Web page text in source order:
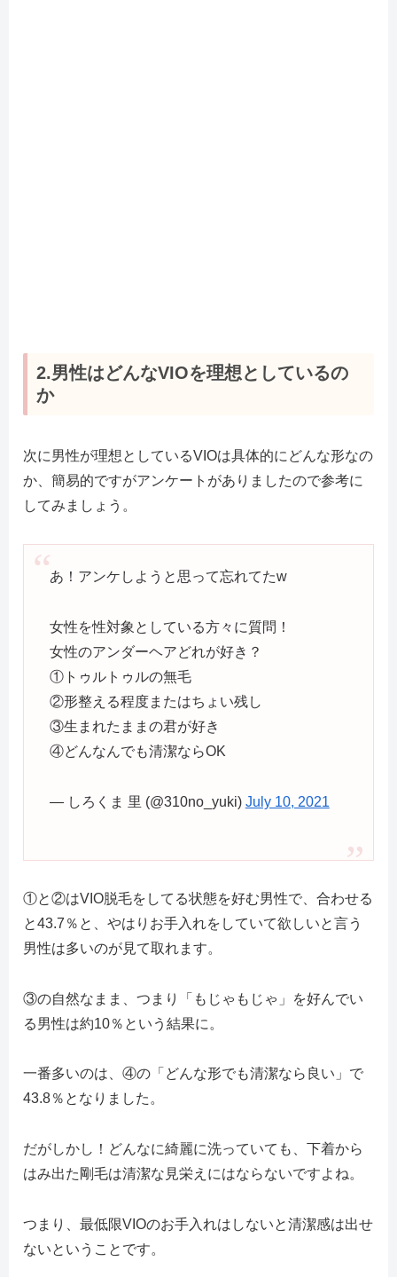
2.男性はどんなVIOを理想としているの
か
次に男性が理想としているVIOは具体的にどんな形なの
か、簡易的ですがアンケートがありましたので参考に
してみましょう。
あ！アンケしようと思って忘れてたw
女性を性対象としている方々に質問！
女性のアンダーヘアどれが好き？
①トゥルトゥルの無毛
②形整える程度またはちょい残し
③生まれたままの君が好き
④どんなんでも清潔ならOK
— しろくま 里 (@310no_yuki) July 10, 2021
①と②はVIO脱毛をしてる状態を好む男性で、合わせる
と43.7％と、やはりお手入れをしていて欲しいと言う
男性は多いのが見て取れます。
③の自然なまま、つまり「もじゃもじゃ」を好んでい
る男性は約10％という結果に。
一番多いのは、④の「どんな形でも清潔なら良い」で
43.8％となりました。
だがしかし！どんなに綺麗に洗っていても、下着から
はみ出た剛毛は清潔な見栄えにはならないですよね。
つまり、最低限VIOのお手入れはしないと清潔感は出せ
ないということです。